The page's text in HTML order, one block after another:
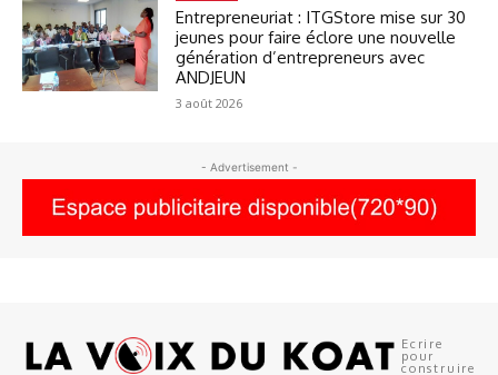
Entrepreneuriat : ITGStore mise sur 30
jeunes pour faire éclore une nouvelle
génération d’entrepreneurs avec
ANDJEUN
3 août 2026
- Advertisement -
Ecrire
pour
construire